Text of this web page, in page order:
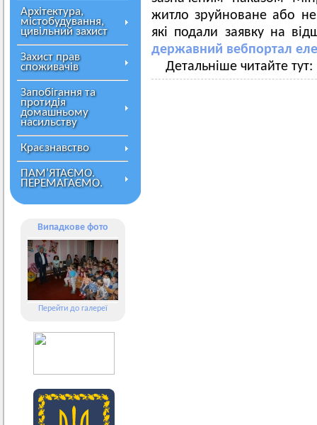
Архітектура,
містобудування,
цивільний захист
Захист прав
споживачів
Запобігання та
протидія
домашньому
насильству
Краєзнавство
ПАМ’ЯТАЄМО.
ПЕРЕМАГАЄМО.
Випадкове фото
Перейти до галереї
житло зруйноване або
які подали заявку на
державний вебпортал
Детальніше читайте тут: